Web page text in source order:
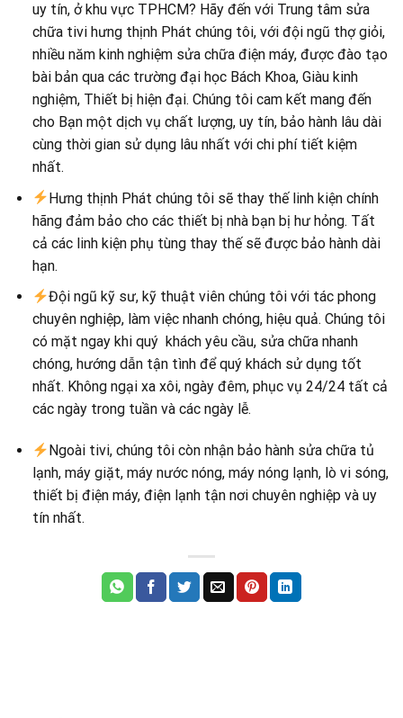
uy tín, ở khu vực TPHCM? Hãy đến với Trung tâm sửa
chữa tivi hưng thịnh Phát chúng tôi, với đội ngũ thợ giỏi,
nhiều năm kinh nghiệm sửa chữa điện máy, được đào tạo
bài bản qua các trường đại học Bách Khoa, Giàu kinh
nghiệm, Thiết bị hiện đại. Chúng tôi cam kết mang đến
cho Bạn một dịch vụ chất lượng, uy tín, bảo hành lâu dài
cùng thời gian sử dụng lâu nhất với chi phí tiết kiệm
nhất.
Hưng thịnh Phát chúng tôi sẽ thay thế linh kiện chính
hãng đảm bảo cho các thiết bị nhà bạn bị hư hỏng. Tất
cả các linh kiện phụ tùng thay thế sẽ được bảo hành dài
hạn.
Đội ngũ kỹ sư, kỹ thuật viên chúng tôi với tác phong
chuyên nghiệp, làm việc nhanh chóng, hiệu quả. Chúng tôi
có mặt ngay khi quý khách yêu cầu, sửa chữa nhanh
chóng, hướng dẫn tận tình để quý khách sử dụng tốt
nhất. Không ngại xa xôi, ngày đêm, phục vụ 24/24 tất cả
các ngày trong tuần và các ngày lễ.
Ngoài tivi, chúng tôi còn nhận bảo hành sửa chữa tủ
lạnh, máy giặt, máy nước nóng, máy nóng lạnh, lò vi sóng,
thiết bị điện máy, điện lạnh tận nơi chuyên nghiệp và uy
tín nhất.